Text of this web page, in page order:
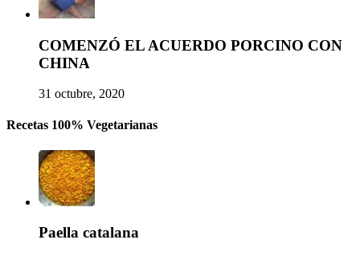
COMENZÓ EL ACUERDO PORCINO CON
CHINA
31 octubre, 2020
Recetas 100% Vegetarianas
Paella catalana